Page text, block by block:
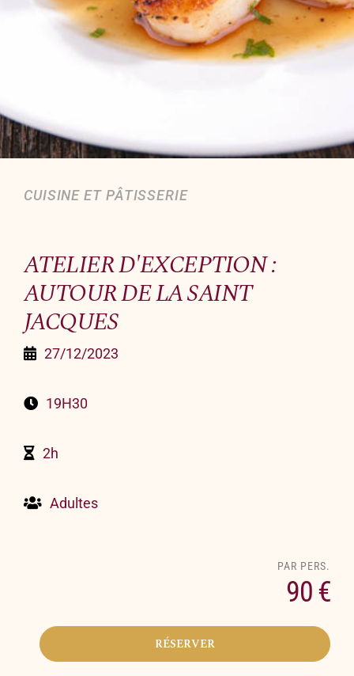
Organiser un événement
Offrir un bon cadeau
NOUS CONTACTER
CUISINE ET PÂTISSERIE
ATELIER D'EXCEPTION :
AUTOUR DE LA SAINT
JACQUES
27/12/2023
19H30
2h
Adultes
90 €
RÉSERVER